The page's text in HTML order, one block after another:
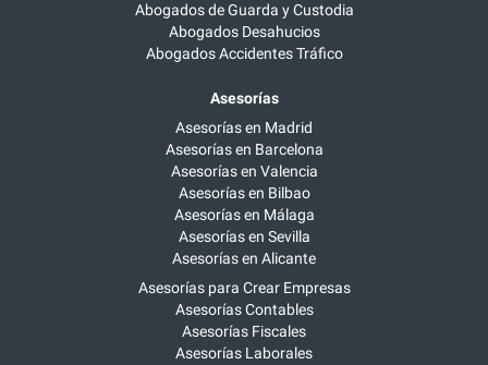
Abogados de Guarda y Custodia
Abogados Desahucios
Abogados Accidentes Tráfico
Asesorías
Asesorías en Madrid
Asesorías en Barcelona
Asesorías en Valencia
Asesorías en Bilbao
Asesorías en Málaga
Asesorías en Sevilla
Asesorías en Alicante
Asesorías para Crear Empresas
Asesorías Contables
Asesorías Fiscales
Asesorías Laborales